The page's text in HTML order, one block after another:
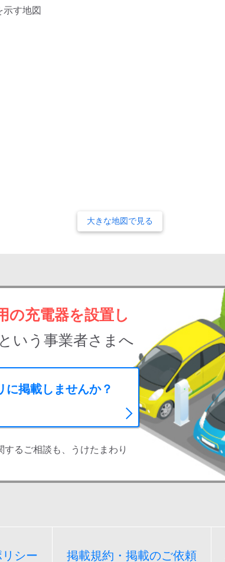
大きな地図で見る
の充電器を設置し
いう事業者さまへ
掲載しませんか？
るご相談も、うけたまわり
シー 掲載規約・掲載のご依頼